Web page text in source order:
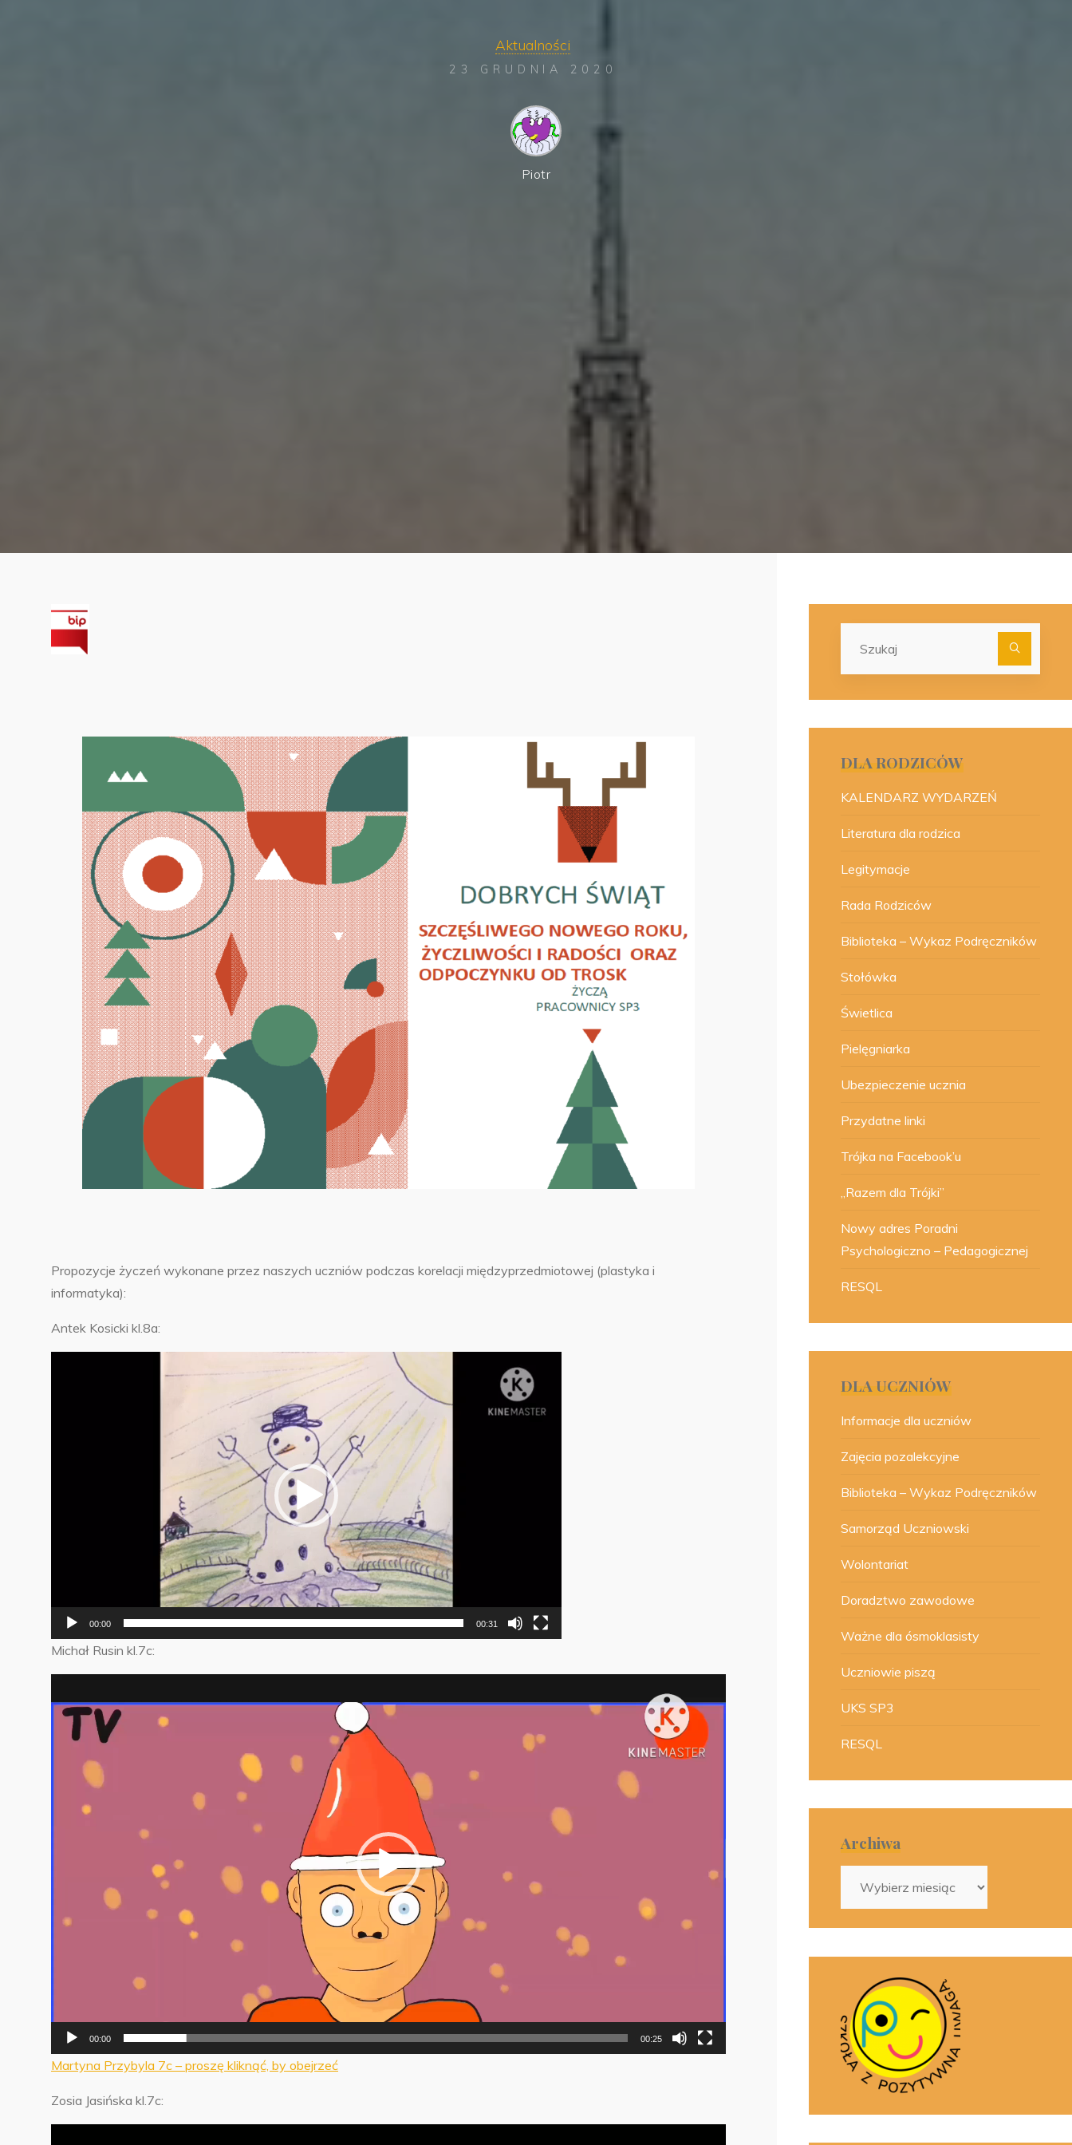
Aktualności
23 GRUDNIA 2020
Piotr
Propozycje życzeń wykonane przez naszych uczniów podczas korelacji międzyprzedmiotowej (plastyka i
informatyka):
Antek Kosicki kl.8a:
00:00 00:31
Michał Rusin kl.7c:
video
00:00 00:25
Martyna Przybyla 7c – proszę kliknąć, by obejrzeć
Zosia Jasińska kl.7c:
DLA RODZICÓW
KALENDARZ WYDARZEŃ
Literatura dla rodzica
Legitymacje
Rada Rodziców
Biblioteka – Wykaz Podręczników
Stołówka
Świetlica
Pielęgniarka
Ubezpieczenie ucznia
Przydatne linki
Trójka na Facebook’u
„Razem dla Trójki”
Nowy adres Poradni
Psychologiczno – Pedagogicznej
RESQL
DLA UCZNIÓW
Informacje dla uczniów
Zajęcia pozalekcyjne
Biblioteka – Wykaz Podręczników
Samorząd Uczniowski
Wolontariat
Doradztwo zawodowe
Ważne dla ósmoklasisty
Uczniowie piszą
UKS SP3
RESQL
Archiwa